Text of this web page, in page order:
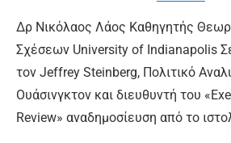
Δρ Νικόλαος Λάος Καθηγητής
Σχέσεων University of Indianapolis
τον Jeffrey Steinberg, Πολιτικό
Ουάσινγκτον και διευθυντή του
Review» αναδημοσίευση από το